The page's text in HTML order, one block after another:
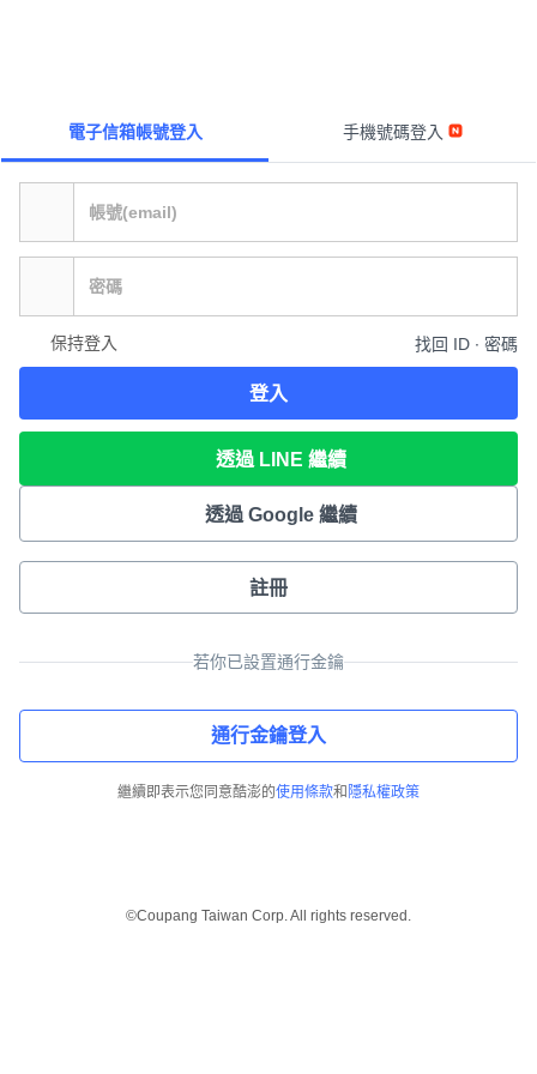
電子信箱帳號登入 手機號碼登入
保持登入 找回 ID ∙ 密碼
登入
透過 LINE 繼續
透過 Google 繼續
註冊
若你已設置通行金鑰
通行金鑰登入
繼續即表示您同意酷澎的使用條款和 隱私權政策
©Coupang Taiwan Corp. All rights reserved.